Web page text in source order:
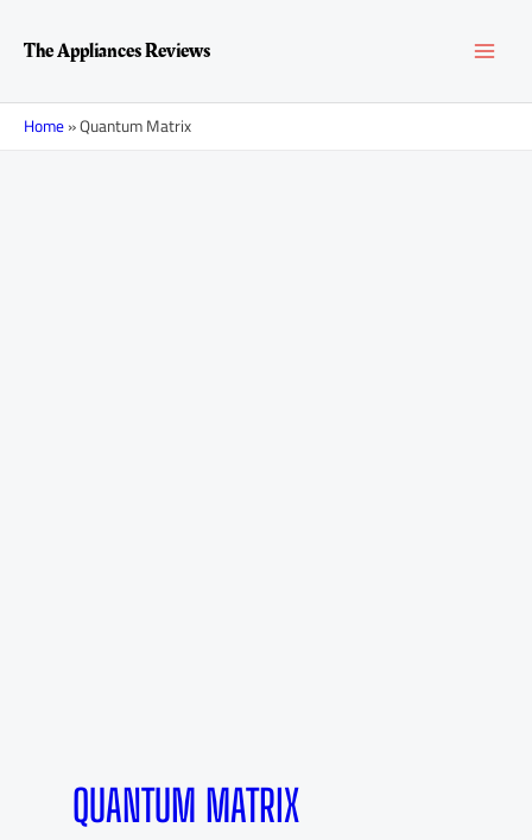
содержимому
The Appliances Reviews
Home»Quantum Matrix
QUANTUM MATRIX